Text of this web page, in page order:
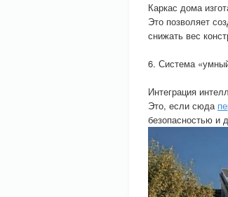
Каркас дома
Это позволяет
снижать вес
6. Система
Интеграция
Это, если сюда
безопасностью и